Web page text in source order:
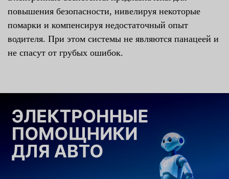
повышения безопасности, нивелируя некоторые
помарки и компенсируя недостаточный опыт
водителя. При этом системы не являются панацеей и
не спасут от грубых ошибок.